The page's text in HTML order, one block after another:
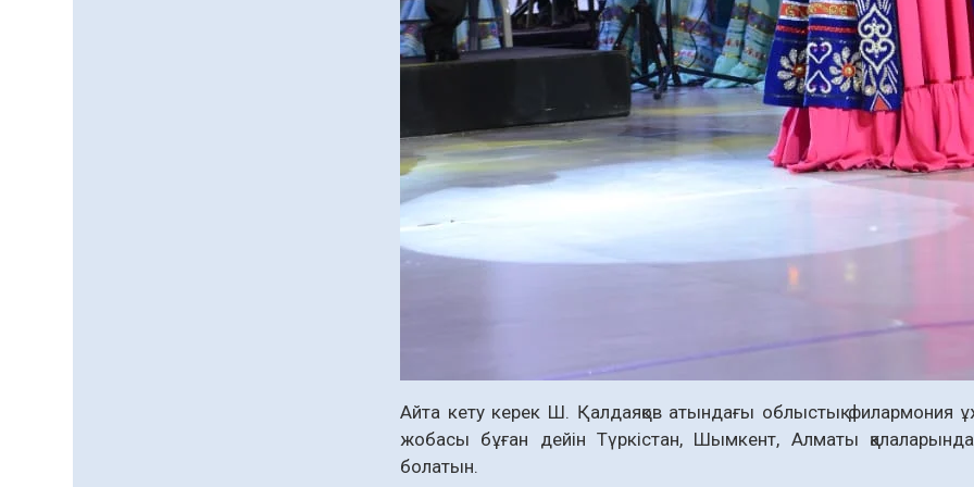
Айта кету керек Ш. Қалдаяқов атындағы облыстық филармония
жобасы бұған дейін Түркістан, Шымкент, Алматы
болатын.